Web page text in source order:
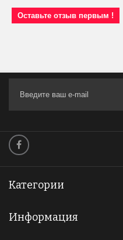
Оставьте отзыв первым !
Категории
Информация